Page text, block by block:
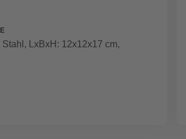
LxBxH: 12x12x17 cm,